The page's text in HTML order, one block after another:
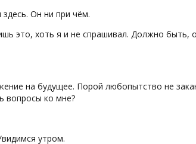
Он ни при чём.
это, хоть я и не спрашивал. Должно быть,
на будущее. Порой любопытство не
вопросы ко мне?
утром.